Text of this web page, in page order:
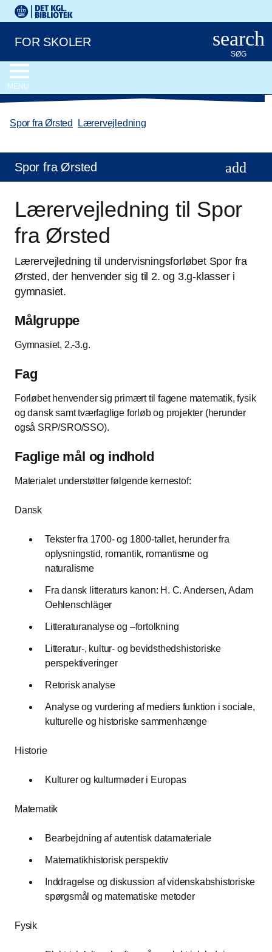
Gå til hovedindholdet
Det Kongelige Biblioteks logo. Gå til Det Kongelige
FOR SKOLER search
SØG
MENU
Spor fra Ørsted Lærervejledning
Spor fra Ørsted
Lærervejledning til Spor
fra Ørsted
Lærervejledning til undervisningsforløbet Spor fra
Ørsted, der henvender sig til 2. og 3.g-klasser i
gymnasiet.
Målgruppe
Gymnasiet, 2.-3.g.
Fag
Forløbet henvender sig primært til fagene matematik, fysik
og dansk samt tværfaglige forløb og projekter (herunder
også SRP/SRO/SSO).
Faglige mål og indhold
Materialet understøtter følgende kernestof:
Dansk
Tekster fra 1700- og 1800-tallet, herunder fra
oplysningstid, romantik, romantisme og
naturalisme
Fra dansk litteraturs kanon: H. C. Andersen, Adam
Oehlenschläger
Litteraturanalyse og –fortolkning
Litteratur-, kultur- og bevidsthedshistoriske
perspektiveringer
Retorisk analyse
Analyse og vurdering af mediers funktion i sociale,
kulturelle og historiske sammenhænge
Historie
Kulturer og kulturmøder i Europas
Matematik
Bearbejdning af autentisk datamateriale
Matematikhistorisk perspektiv
Inddragelse og diskussion af videnskabshistoriske
spørgsmål og matematiske metoder
Fysik